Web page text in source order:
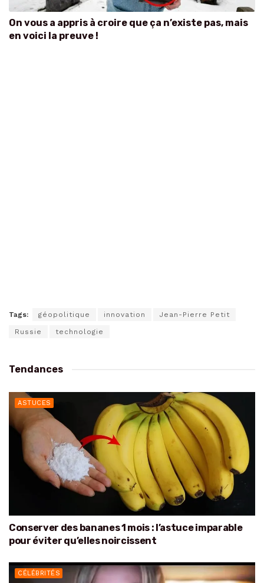
On vous a appris à croire que ça n’existe pas, mais
en voici la preuve !
Tags: géopolitique innovation Jean-Pierre Petit
Russie technologie
Tendances
ASTUCES
Conserver des bananes 1 mois : l’astuce imparable
pour éviter qu’elles noircissent
CÉLÉBRITÉS